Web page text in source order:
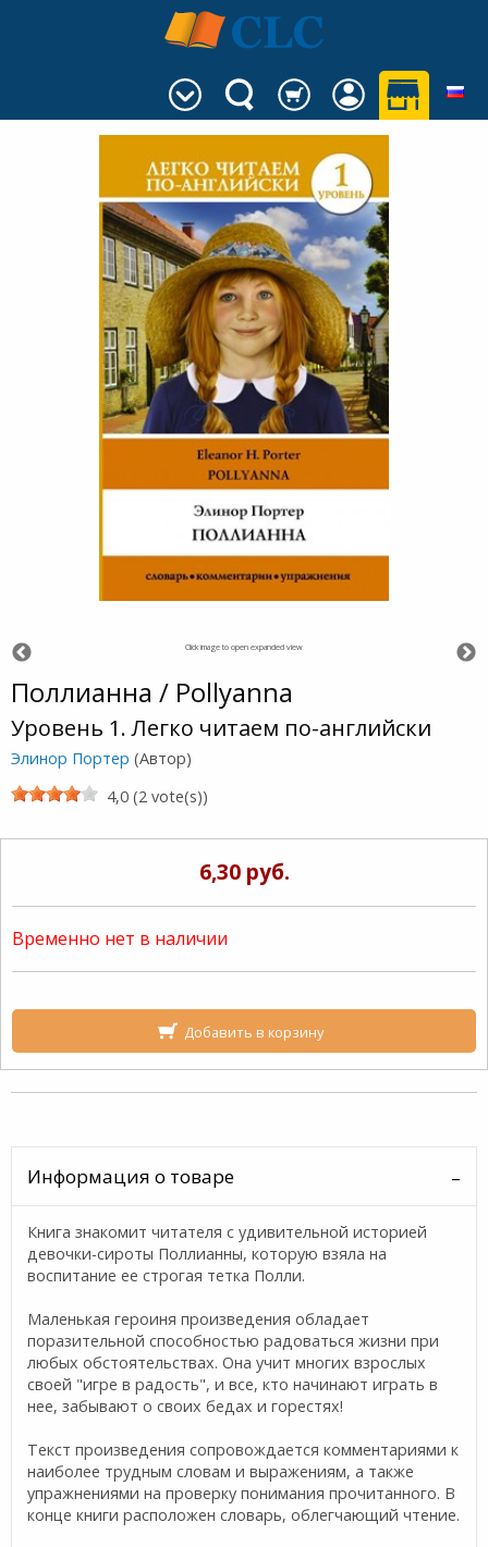
Click image to open expanded view
Поллианна / Pollyanna
Уровень 1. Легко читаем по-английски
Элинор Портер (Автор)
4,0 (2 vote(s))
6,30 руб.
Временно нет в наличии
Добавить в корзину
Информация о товаре
Книга знакомит читателя с удивительной историей
девочки-сироты Поллианны, которую взяла на
воспитание ее строгая тетка Полли.
Маленькая героиня произведения обладает
поразительной способностью радоваться жизни при
любых обстоятельствах. Она учит многих взрослых
своей "игре в радость", и все, кто начинают играть в
нее, забывают о своих бедах и горестях!
Текст произведения сопровождается комментариями к
наиболее трудным словам и выражениям, а также
упражнениями на проверку понимания прочитанного. В
конце книги расположен словарь, облегчающий чтение.